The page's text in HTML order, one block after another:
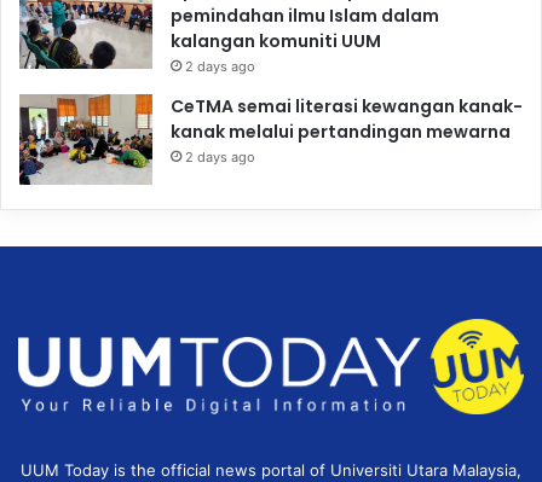
pemindahan ilmu Islam dalam
kalangan komuniti UUM
2 days ago
CeTMA semai literasi kewangan kanak-
kanak melalui pertandingan mewarna
2 days ago
UUM Today is the official news portal of Universiti Utara Malaysia,